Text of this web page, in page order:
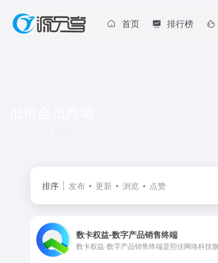
首页 排行榜
排序 发布 更新 浏览 点赞
数卡权益-数字产品销售终端